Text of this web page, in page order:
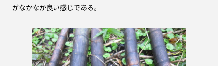
がなかなか良い感じである。